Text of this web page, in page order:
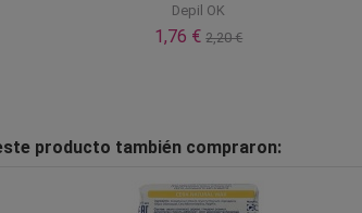
Depil OK
1,76 €2,20 €
producto también compraron: